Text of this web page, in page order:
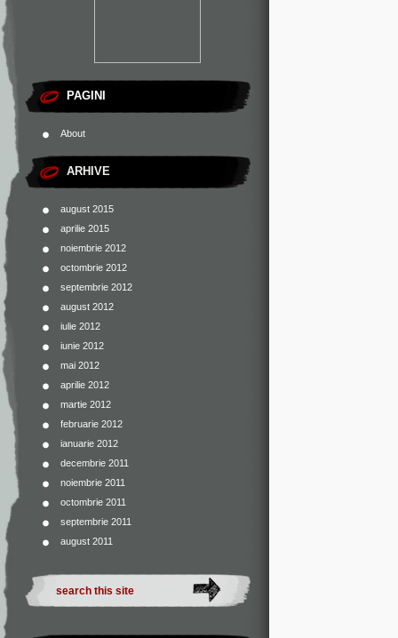
PAGINI
About
ARHIVE
august 2015
aprilie 2015
noiembrie 2012
octombrie 2012
septembrie 2012
august 2012
iulie 2012
iunie 2012
mai 2012
aprilie 2012
martie 2012
februarie 2012
ianuarie 2012
decembrie 2011
noiembrie 2011
octombrie 2011
septembrie 2011
august 2011